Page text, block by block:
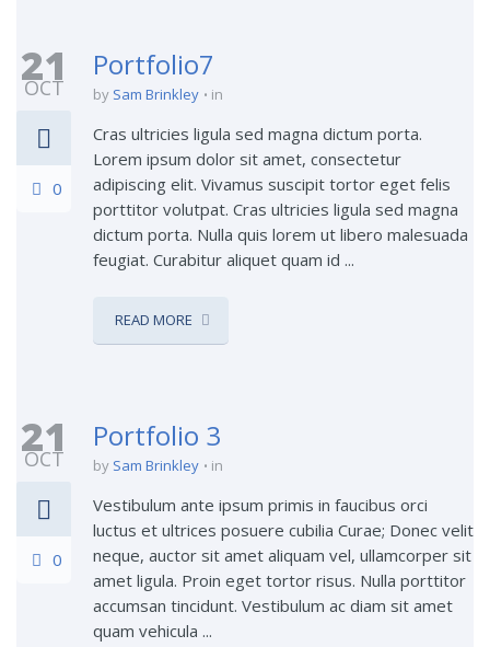
21
OCT
0
Portfolio7
by Sam Brinkley in
Cras ultricies ligula sed magna dictum porta.
Lorem ipsum dolor sit amet, consectetur
adipiscing elit. Vivamus suscipit tortor eget felis
porttitor volutpat. Cras ultricies ligula sed magna
dictum porta. Nulla quis lorem ut libero malesuada
feugiat. Curabitur aliquet quam id ...
READ MORE
21
OCT
0
Portfolio 3
by Sam Brinkley in
Vestibulum ante ipsum primis in faucibus orci
luctus et ultrices posuere cubilia Curae; Donec velit
neque, auctor sit amet aliquam vel, ullamcorper sit
amet ligula. Proin eget tortor risus. Nulla porttitor
accumsan tincidunt. Vestibulum ac diam sit amet
quam vehicula ...